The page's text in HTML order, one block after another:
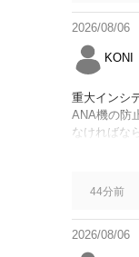
2026/08/06
KONI
重大インシ
ANA機の防
なければな
44分前
2026/08/06